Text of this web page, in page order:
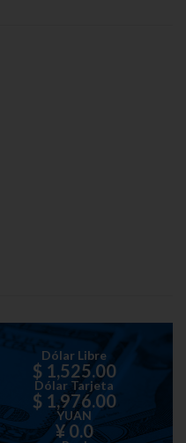
Dólar Libre
$ 1,525.00
Dólar Tarjeta
$ 1,976.00
YUAN
¥ 0.0